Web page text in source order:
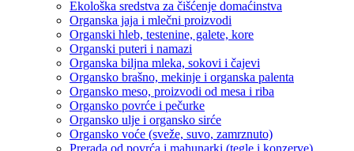
Ekološka sredstva za čišćenje domaćinstva
Organska jaja i mlečni proizvodi
Organski hleb, testenine, galete, kore
Organski puteri i namazi
Organska biljna mleka, sokovi i čajevi
Organsko brašno, mekinje i organska palenta
Organsko meso, proizvodi od mesa i riba
Organsko povrće i pečurke
Organsko ulje i organsko sirće
Organsko voće (sveže, suvo, zamrznuto)
Prerada od povrća i mahunarki (tegle i konzerve)